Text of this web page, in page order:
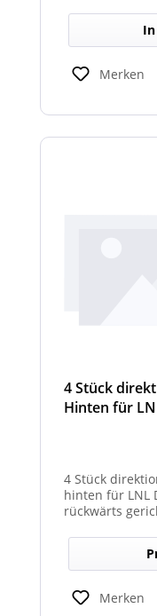
Anwendungen.
Merken
4 Stück
Hinten für
4 Stück
hinten für LNL
rückwärts
montiert
nach hinten
Sicht‑ und
Heckbereich
bei
Merken